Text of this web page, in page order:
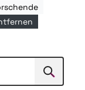
Suchen